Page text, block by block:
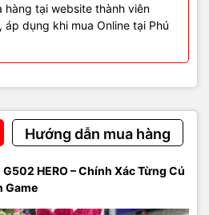
hàng tại website thành viên
dụng khi mua Online tại Phú
Hướng dẫn mua hàng
HERO – Chính Xác Từng Cú
Game